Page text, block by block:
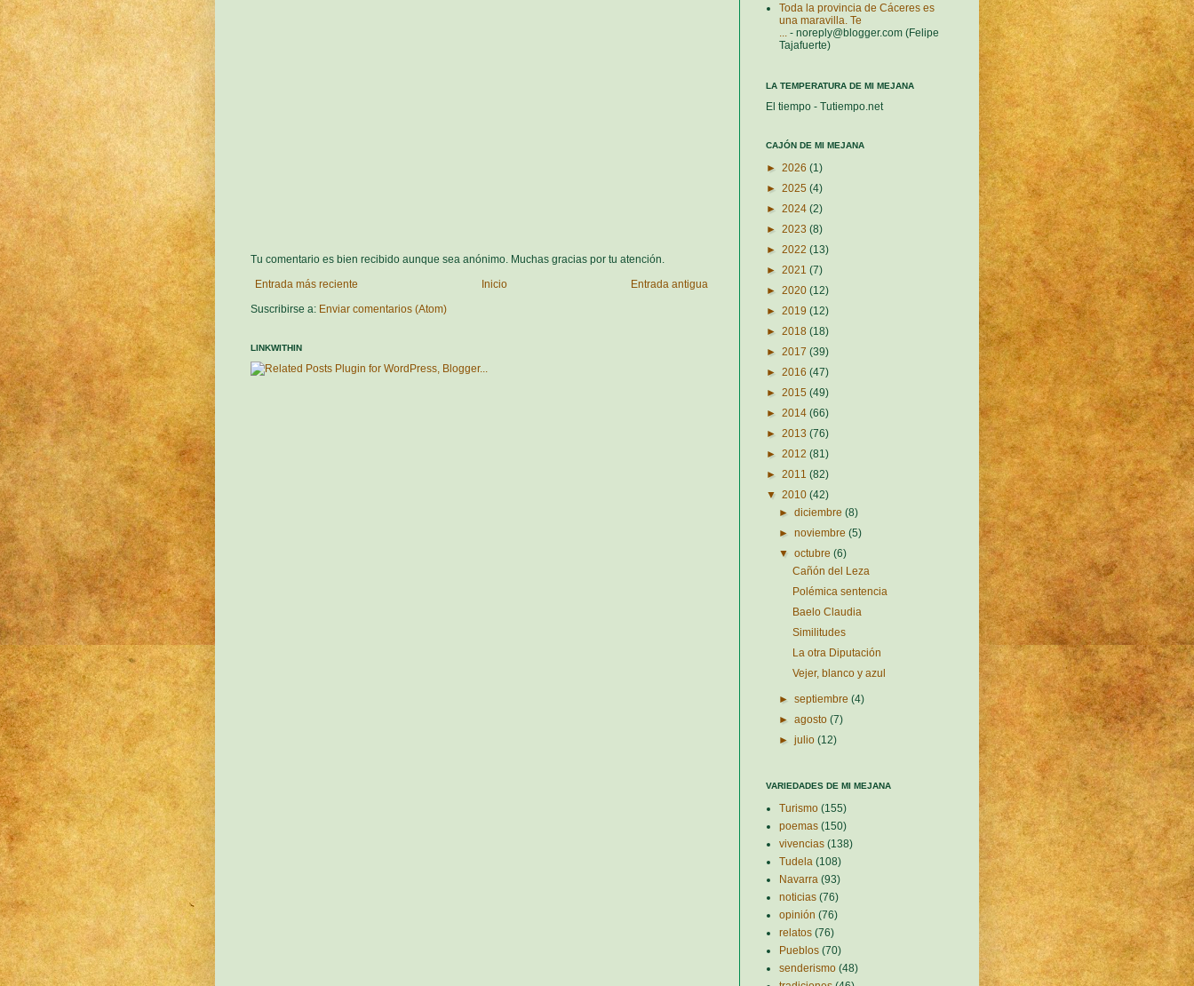
Tu comentario es bien recibido aunque sea anónimo. Muchas gracias por tu atención.
Entrada más reciente
Entrada antigua
Inicio
Suscribirse a: Enviar comentarios (Atom)
LINKWITHIN
Toda la provincia de Cáceres es
una maravilla. Te
- noreply@blogger.com (Felipe
Tajafuerte)
LA TEMPERATURA DE MI MEJANA
El tiempo - Tutiempo.net
CAJÓN DE MI MEJANA
► 2026 (1)
► 2025 (4)
► 2024 (2)
► 2023 (8)
► 2022 (13)
► 2021 (7)
► 2020 (12)
► 2019 (12)
► 2018 (18)
► 2017 (39)
► 2016 (47)
► 2015 (49)
► 2014 (66)
► 2013 (76)
► 2012 (81)
► 2011 (82)
▼ 2010 (42)
►diciembre(8)
►noviembre(5)
▼octubre(6)
Cañón del Leza
Polémica sentencia
Baelo Claudia
Similitudes
La otra Diputación
Vejer, blanco y azul
►septiembre(4)
►agosto(7)
►julio(12)
VARIEDADES DE MI MEJANA
Turismo (155)
poemas (150)
vivencias (138)
Tudela (108)
Navarra (93)
noticias (76)
opinión (76)
relatos (76)
Pueblos (70)
senderismo (48)